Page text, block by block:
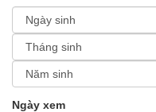
Ngày xem